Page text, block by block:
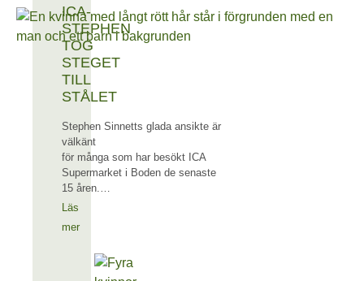
ICA-
STEPHEN
TOG
STEGET
TILL
STÅLET
Stephen Sinnetts glada ansikte är
välkänt
för många som har besökt ICA
Supermarket i Boden de senaste
15 åren.…
Läs
mer